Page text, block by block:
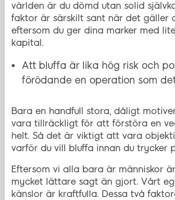
världen är du dömd utan solid
faktor är särskilt sant när det gäller
eftersom du ger dina marker med
kapital.
Att bluffa är lika hög risk och
förödande en operation som
Bara en handfull stora, dåligt
vara tillräckligt för att förstöra en
helt. Så det är viktigt att vara
varför du vill bluffa innan du trycker
Eftersom vi alla bara är människor
mycket lättare sagt än gjort. Vårt
känslor är kraftfulla. Dessa två